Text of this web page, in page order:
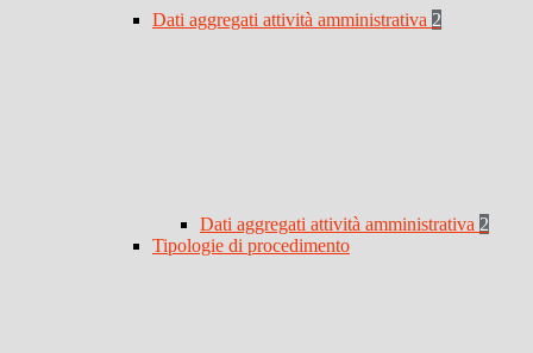
Dati aggregati attività amministrativa 2
Dati aggregati attività amministrativa 2
Tipologie di procedimento